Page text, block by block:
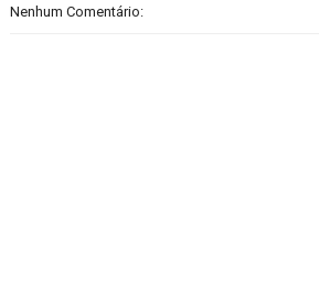
Nenhum Comentário: